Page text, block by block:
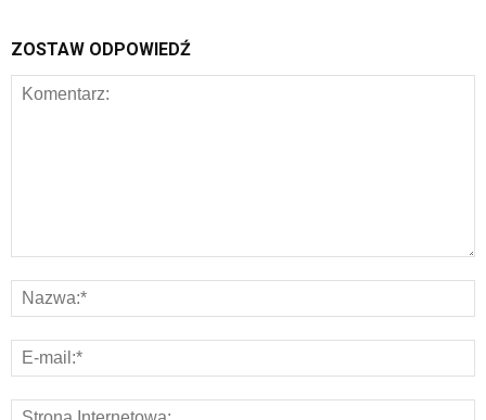
ZOSTAW ODPOWIEDŹ